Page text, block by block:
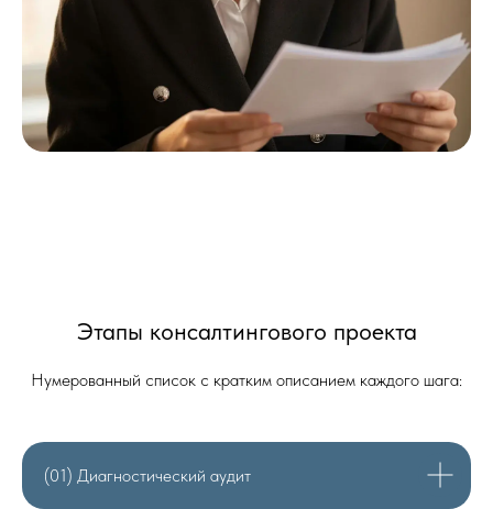
Этапы консалтингового проекта
Нумерованный список с кратким описанием каждого шага:
(01) Диагностический аудит